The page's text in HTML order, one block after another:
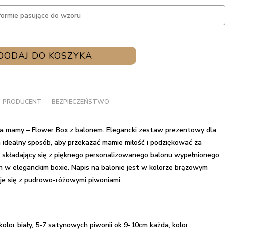
DO KOSZYKA
PRODUCENT BEZPIECZEŃSTWO
– Flower Box z balonem. Elegancki zestaw prezentowy dla
sposób, aby przekazać mamie miłość i podziękować za
się z pięknego personalizowanego balonu wypełnionego
eleganckim boxie. Napis na balonie jest w kolorze brązowym
się z pudrowo-różowymi piwoniami.
biały, 5-7 satynowych piwonii ok 9-10cm każda, kolor